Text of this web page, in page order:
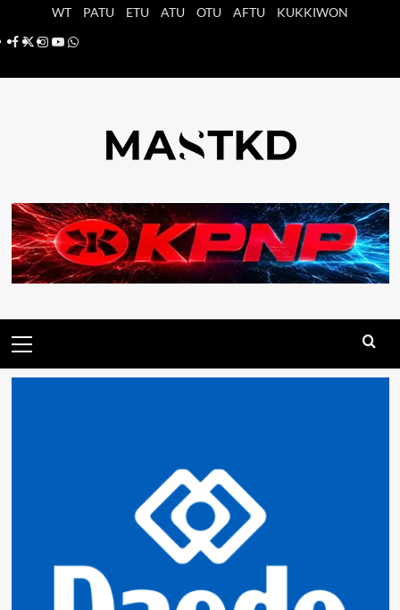
WT PATU ETU ATU OTU AFTU
KUKKIWON
Facebook
X Instagram
YouTube
Whatsapp
principal